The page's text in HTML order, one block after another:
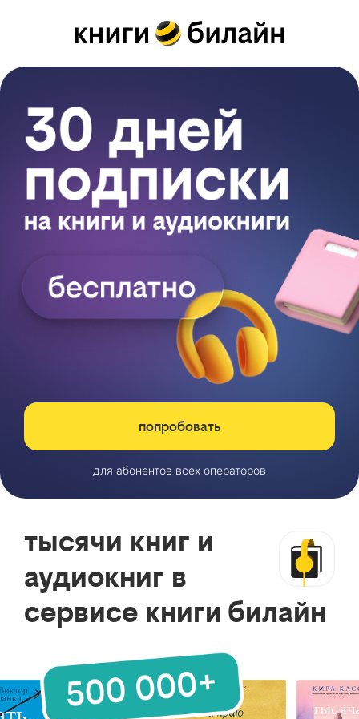
попробовать
для абонентов всех операторов
тысячи книг и
аудиокниг в
сервисе книги билайн